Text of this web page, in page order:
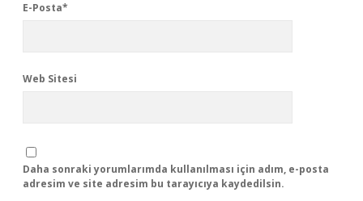
E-Posta*
Web Sitesi
Daha sonraki yorumlarımda kullanılması için adım, e-posta
adresim ve site adresim bu tarayıcıya kaydedilsin.